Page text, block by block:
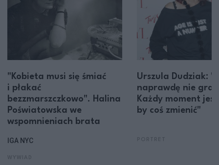
"Kobieta musi się śmiać
i płakać
bezzmarszczkowo". Halina
Poświatowska we
wspomnieniach brata
IGA NYC
Urszula Dudziak:
naprawdę nie gra
Każdy moment
by coś zmienić"